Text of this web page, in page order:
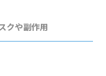
クや副作用